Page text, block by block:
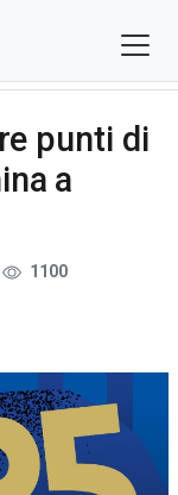
punti di
a
1100